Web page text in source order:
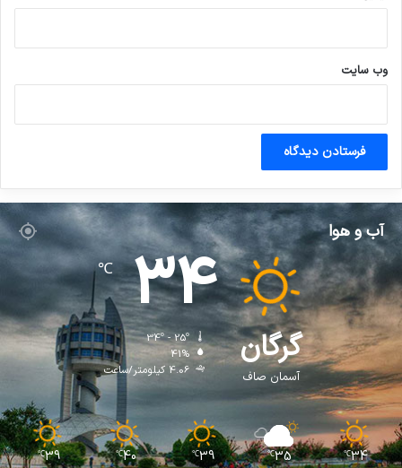
وب‌ سایت
آب و هوا
گرگان
آسمان صاف
34
℃
34º - 25º
41%
4.06 کیلومتر/ساعت
34
℃
35
℃
39
℃
40
℃
39
℃